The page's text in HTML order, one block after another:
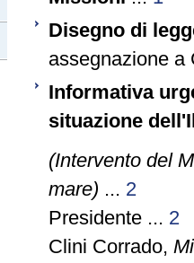
Disegno di
assegnazione
Informativa
situazione
(Intervento del
mare) ... 2
Presidente ... 2
Clini Corrado,